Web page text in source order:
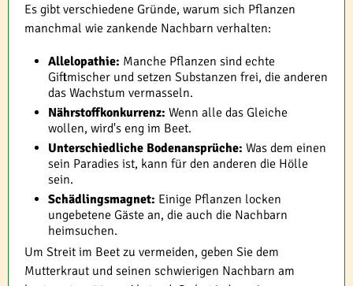
Es gibt verschiedene Gründe, warum sich Pflanzen
manchmal wie zankende Nachbarn verhalten:
Allelopathie: Manche Pflanzen sind echte
Giftmischer und setzen Substanzen frei, die anderen
das Wachstum vermasseln.
Nährstoffkonkurrenz: Wenn alle das Gleiche
wollen, wird's eng im Beet.
Unterschiedliche Bodenansprüche: Was dem einen
sein Paradies ist, kann für den anderen die Hölle
sein.
Schädlingsmagnet: Einige Pflanzen locken
ungebetene Gäste an, die auch die Nachbarn
heimsuchen.
Um Streit im Beet zu vermeiden, geben Sie dem
Mutterkraut und seinen schwierigen Nachbarn am